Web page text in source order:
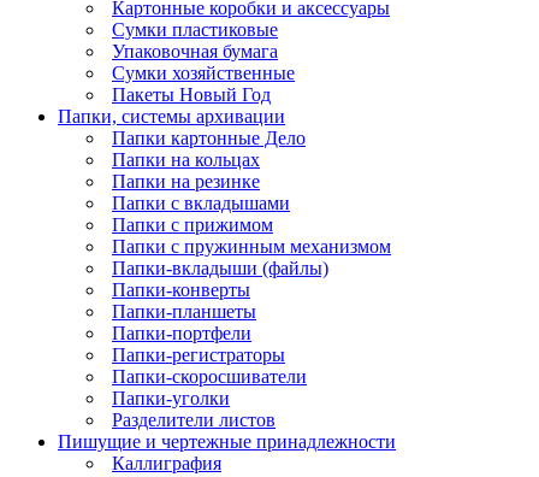
Картонные коробки и аксессуары
Сумки пластиковые
Упаковочная бумага
Сумки хозяйственные
Пакеты Новый Год
Папки, системы архивации
Папки картонные Дело
Папки на кольцах
Папки на резинке
Папки с вкладышами
Папки с прижимом
Папки с пружинным механизмом
Папки-вкладыши (файлы)
Папки-конверты
Папки-планшеты
Папки-портфели
Папки-регистраторы
Папки-скоросшиватели
Папки-уголки
Разделители листов
Пишущие и чертежные принадлежности
Каллиграфия